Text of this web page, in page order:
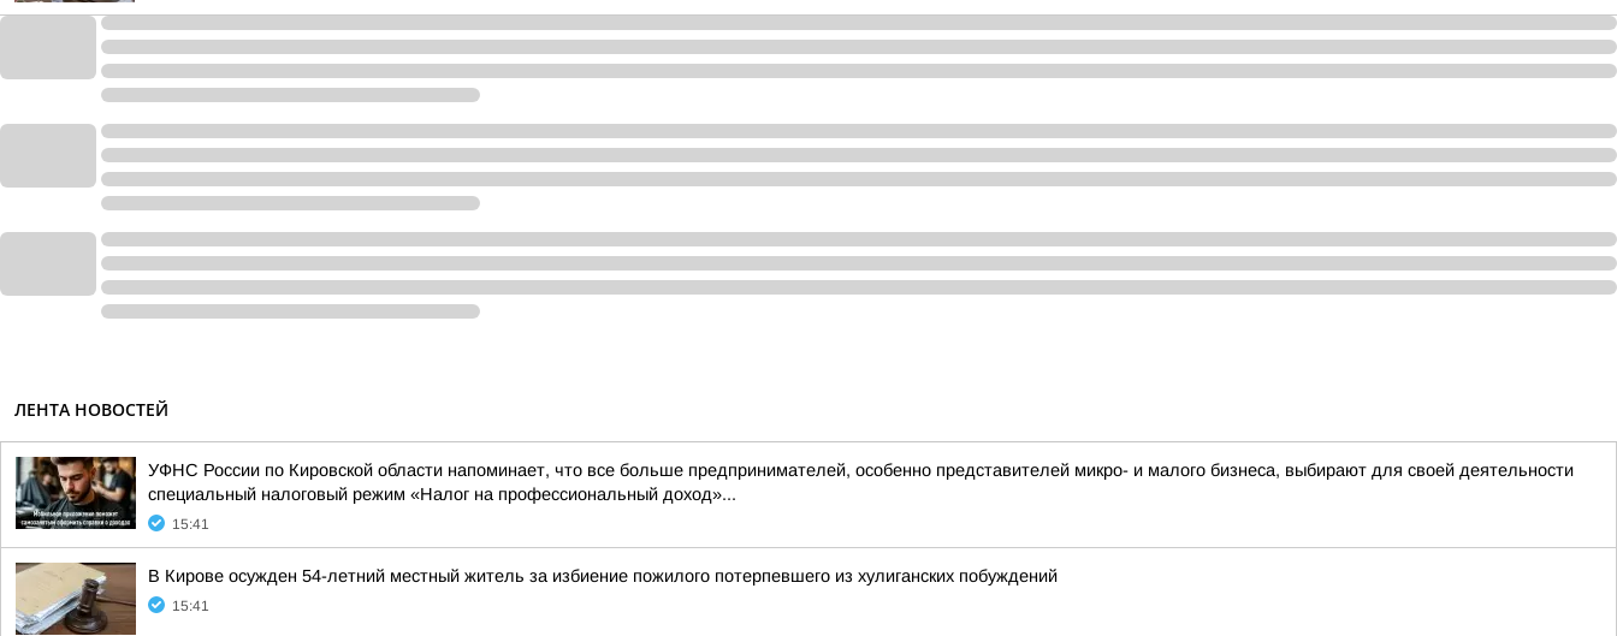
ЛЕНТА НОВОСТЕЙ
УФНС России по Кировской области напоминает, что все больше предпринимателей, особенно представителей микро- и малого бизнеса, выбирают для своей деятельности
специальный налоговый режим «Налог на профессиональный доход»...
15:41
В Кирове осужден 54-летний местный житель за избиение пожилого потерпевшего из хулиганских побуждений
15:41